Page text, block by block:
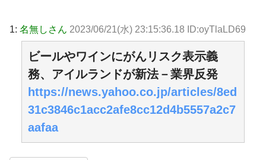
1: 名無しさん 2023/06/21(水) 23:15:36.18 ID:oyTlaLD69
ビールやワインにがんリスク表示義
務、アイルランドが新法－業界反発
https://news.yahoo.co.jp/articles/8ed
31c3846c1acc2afe8cc12d4b5557a2c7
aafaa